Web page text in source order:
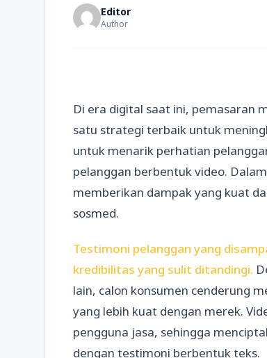
Editor
Author
Di era digital saat ini, pemasaran
satu strategi terbaik untuk
untuk menarik perhatian
pelanggan berbentuk video.
memberikan dampak yang kuat
sosmed.
Testimoni pelanggan yang
kredibilitas yang sulit ditandingi.
lain, calon konsumen cenderung
yang lebih kuat dengan merek.
pengguna jasa, sehingga
dengan testimoni berbentuk teks.